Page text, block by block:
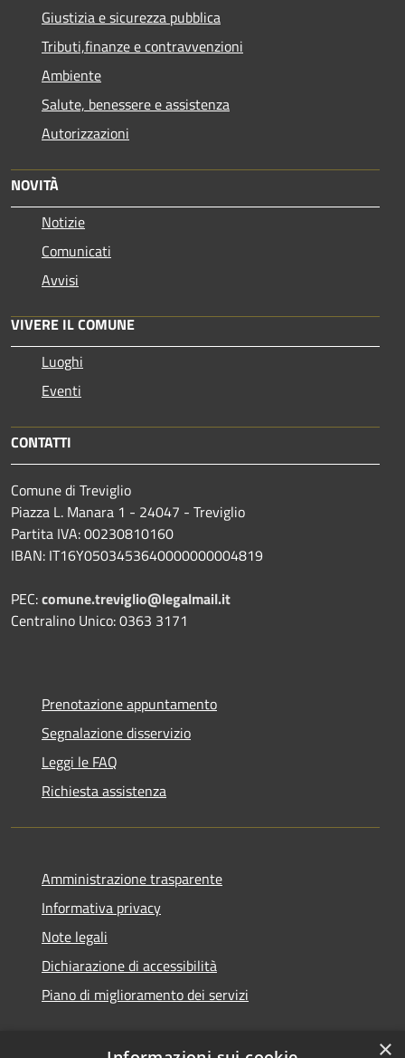
Giustizia e sicurezza pubblica
Tributi,finanze e contravvenzioni
Ambiente
Salute, benessere e assistenza
Autorizzazioni
NOVITÀ
Notizie
Comunicati
Avvisi
VIVERE IL COMUNE
Luoghi
Eventi
CONTATTI
Comune di Treviglio
Piazza L. Manara 1 - 24047 - Treviglio
Partita IVA: 00230810160
IBAN: IT16Y0503453640000000004819
PEC:comune.treviglio@legalmail.it
Centralino Unico: 0363 3171
Prenotazione appuntamento
Segnalazione disservizio
Leggi le FAQ
Richiesta assistenza
Amministrazione trasparente
Informativa privacy
Note legali
Dichiarazione di accessibilità
Piano di miglioramento dei servizi
×